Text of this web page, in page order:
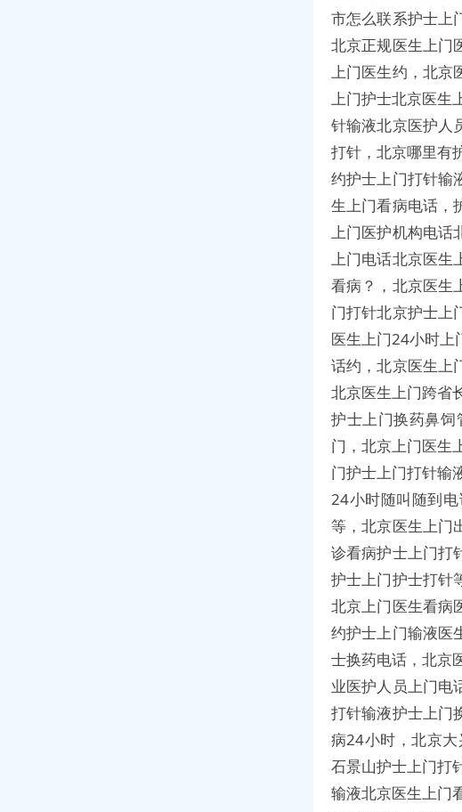
市怎么联系护士上
北京正规医生上门
上门医生约，北京
上门护士北京医生
针输液北京医护人
打针，北京哪里有
约护士上门打针输
生上门看病电话，
上门医护机构电话
上门电话北京医生
看病？，北京医生
门打针北京护士上
医生上门24小时上
话约，北京医生上
北京医生上门跨省
护士上门换药鼻
门，北京上门医生
门护士上门打针输
24小时随叫随到
等，北京医生上门
诊看病护士上门打
护士上门护士打针
北京上门医生看病
约护士上门输液医
士换药电话，北京
业医护人员上门电
打针输液护士上门
病24小时，北京
石景山护士上门打
输液北京医生上门